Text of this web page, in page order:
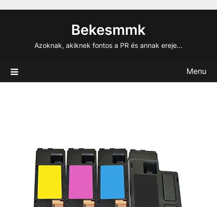
Bekesmmk
Azoknak, akiknek fontos a PR és annak ereje…
Menu